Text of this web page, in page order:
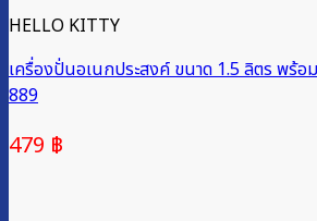
HELLO KITTY
เครื่องปั่นอเนกประสงค์ ขนาด 1.5 ลิตร พร้
889
479 ฿